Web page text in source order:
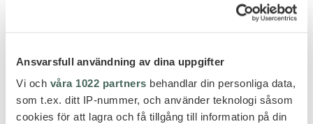
Ansvarsfull användning av dina uppgifter
Vi och våra 1022 partners behandlar din personliga data,
som t.ex. ditt IP-nummer, och använder teknologi såsom
cookies för att lagra och få tillgång till information på din